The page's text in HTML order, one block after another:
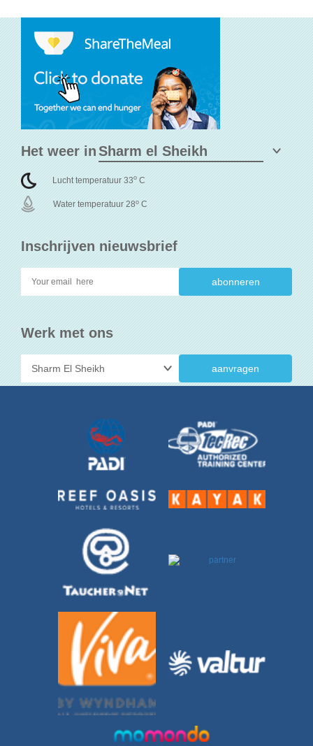
Inschrijven nieuwsbrief
Werk met ons
aanvragen
Het weer in
Lucht temperatuur 33o C
Water temperatuur 28o C